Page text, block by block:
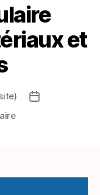
et
Date
sur